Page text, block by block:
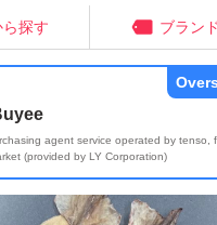
探す ブラン
agent service operated by tenso,
(provided by LY Corporation)